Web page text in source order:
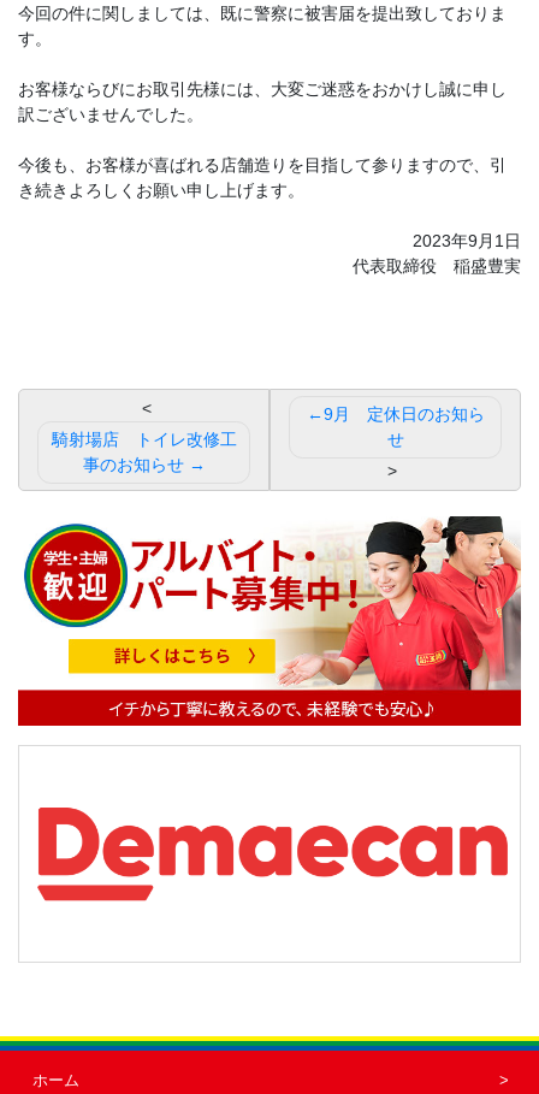
今回の件に関しましては、既に警察に被害届を提出致しておりま
す。
お客様ならびにお取引先様には、大変ご迷惑をおかけし誠に申し
訳ございませんでした。
今後も、お客様が喜ばれる店舗造りを目指して参りますので、引
き続きよろしくお願い申し上げます。
2023年9月1日
代表取締役 稲盛豊実
ゲ
ー
シ
ン
9月 定休日のお知ら
せ
騎射場店 トイレ改修工
事のお知らせ
ホーム